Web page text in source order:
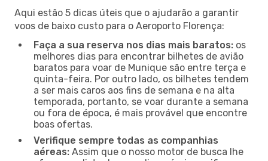
Aqui estão 5 dicas úteis que o ajudarão a garantir
voos de baixo custo para o Aeroporto Florença:
Faça a sua reserva nos dias mais baratos: os
melhores dias para encontrar bilhetes de avião
baratos para voar de Munique são entre terça e
quinta-feira. Por outro lado, os bilhetes tendem
a ser mais caros aos fins de semana e na alta
temporada, portanto, se voar durante a semana
ou fora de época, é mais provável que encontre
boas ofertas.
Verifique sempre todas as companhias
aéreas: Assim que o nosso motor de busca lhe